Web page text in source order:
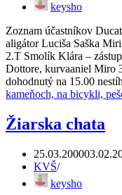
keysho
Zoznam účastníkov
aligátor Luciša Saška
2.T Smolík Klára –
Dottore, kurvaaniel Miro
dohodnutý na 15.00
kameňoch, na bicykli,
Žiarska chata
25.03.2000
KVŠ
keysho